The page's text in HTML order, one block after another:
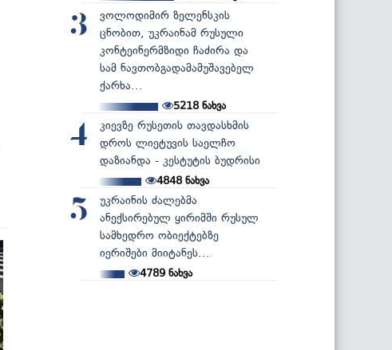
3
ვოლოდიმირ ზელენსკის
ცნობით, უკრაინამ რუსული
კონტეინერმზიდი ჩაძირა და
სამ ნავთობგადამამუშავებელ
ქარხა...
5218ნახვა
4
კიევზე რუსეთის თავდასხმის
დროს ლიეტუვის საელჩო
დაზიანდა - კესტუტის ბუდრისი
4848ნახვა
5
უკრაინის ძალებმა
ანექსირებულ ყირიმში რუსულ
სამხედრო ობიექტებზე
იერიშები მიიტანეს...
4789 ნახვა